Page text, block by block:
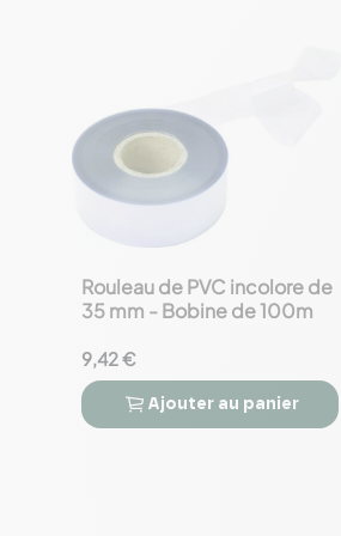
favorite_border
Rouleau de PVC incolore de
35 mm - Bobine de 100m
9,42 €
 
Ajouter au panier